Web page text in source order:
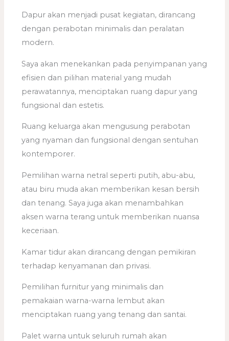
Dapur akan menjadi pusat kegiatan, dirancang
dengan perabotan minimalis dan peralatan
modern.
Saya akan menekankan pada penyimpanan yang
efisien dan pilihan material yang mudah
perawatannya, menciptakan ruang dapur yang
fungsional dan estetis.
Ruang keluarga akan mengusung perabotan
yang nyaman dan fungsional dengan sentuhan
kontemporer.
Pemilihan warna netral seperti putih, abu-abu,
atau biru muda akan memberikan kesan bersih
dan tenang. Saya juga akan menambahkan
aksen warna terang untuk memberikan nuansa
keceriaan.
Kamar tidur akan dirancang dengan pemikiran
terhadap kenyamanan dan privasi.
Pemilihan furnitur yang minimalis dan
pemakaian warna-warna lembut akan
menciptakan ruang yang tenang dan santai.
Palet warna untuk seluruh rumah akan